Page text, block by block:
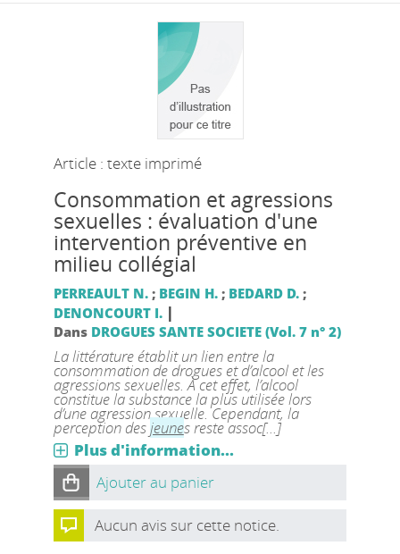
Article : texte imprimé
Consommation et agressions
sexuelles : évaluation d'une
intervention préventive en
milieu collégial
PERREAULT N.; BEGIN H.; BEDARD D.;
DENONCOURT I. |
Dans DROGUES SANTE SOCIETE (Vol. 7 n° 2)
La littérature établit un lien entre la
consommation de drogues et d’alcool et les
agressions sexuelles. À cet effet, l’alcool
constitue la substance la plus utilisée lors
d’une agression sexuelle. Cependant, la
perception desjeunes reste assoc[...]
Plus d'information...
Ajouter au panier
Aucun avis sur cette notice.